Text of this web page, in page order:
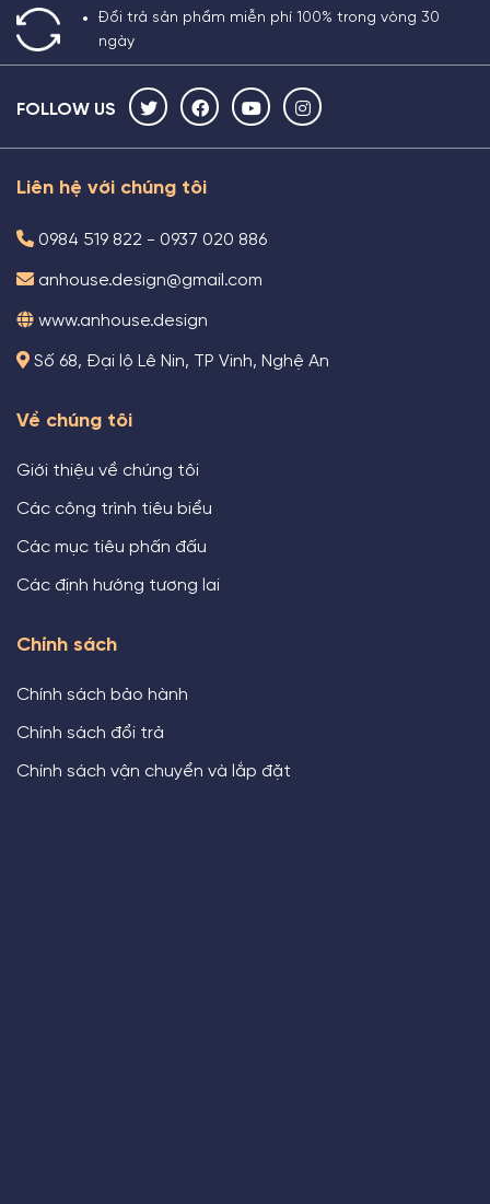
Đổi trả sản phẩm miễn phí 100% trong vòng 30
ngày
FOLLOW US
Liên hệ với chúng tôi
0984 519 822 - 0937 020 886
anhouse.design@gmail.com
www.anhouse.design
Số 68, Đại lộ Lê Nin, TP Vinh, Nghệ An
Về chúng tôi
Giới thiệu về chúng tôi
Các công trình tiêu biểu
Các mục tiêu phấn đấu
Các định hướng tương lai
Chính sách
Chính sách bảo hành
Chính sách đổi trả
Chính sách vận chuyển và lắp đặt